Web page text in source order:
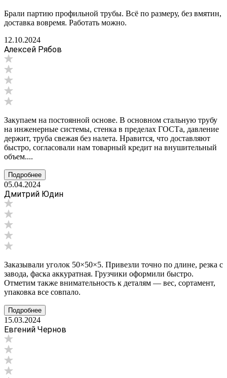
Брали партию профильной трубы. Всё по размеру, без вмятин,
доставка вовремя. Работать можно.
12.10.2024
Алексей Рябов
Закупаем на постоянной основе. В основном стальную трубу
на инженерные системы, стенка в пределах ГОСТа, давление
держит, труба свежая без налета. Нравится, что доставляют
быстро, согласовали нам товарный кредит на внушительный
объем....
Подробнее
05.04.2024
Дмитрий Юдин
Заказывали уголок 50×50×5. Привезли точно по длине, резка с
завода, фаска аккуратная. Грузчики оформили быстро.
Отметим также внимательность к деталям — вес, сортамент,
упаковка все совпало.
Подробнее
15.03.2024
Евгений Чернов